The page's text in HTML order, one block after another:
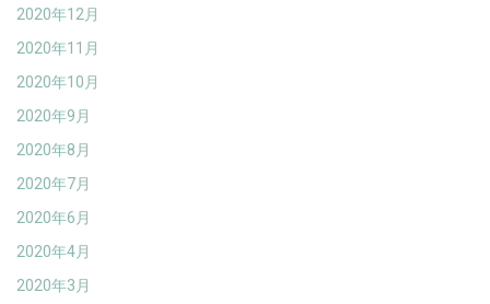
2020年12月
2020年11月
2020年10月
2020年9月
2020年8月
2020年7月
2020年6月
2020年4月
2020年3月